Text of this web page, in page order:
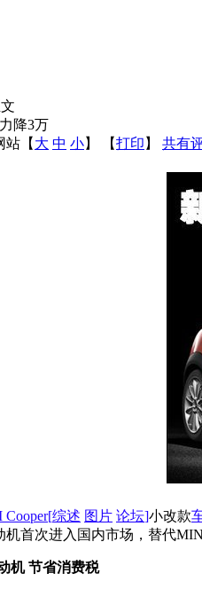
降3万
站 【 大 中 小】 【打印 】 共有
Cooper[综述 图片 论坛]小改款
首次进入国内市场，替代
机 节省消费税